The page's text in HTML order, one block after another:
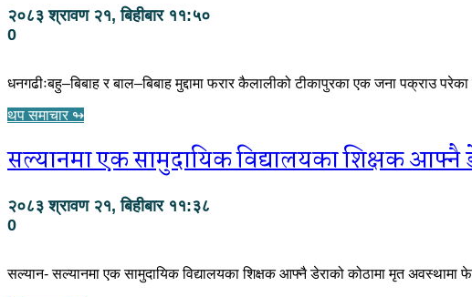
२०८३ श्रावण २१, बिहीबार ११:५०
0
धनगढीःबहु–बिबाह र बाल–बिबाह मुद्दामा फरार कैलालीको टीकापुरका एक जना पक्राउ
थप समाचार ↬
सल्यानमा एक सामुदायिक विद्यालयका शिक्षक आफ्नै
२०८३ श्रावण २१, बिहीबार ११:३८
0
सल्यान- सल्यानमा एक सामुदायिक विद्यालयका शिक्षक आफ्नै डेराको कोठामा मृत